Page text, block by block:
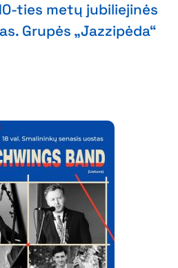
ties metų jubiliejinės
Grupės „Jazzipėda“